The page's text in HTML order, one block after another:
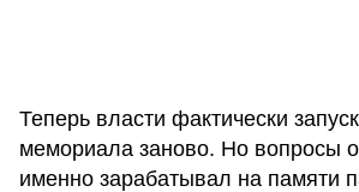
Теперь власти фактически
мемориала заново. Но вопросы
именно зарабатывал на памяти